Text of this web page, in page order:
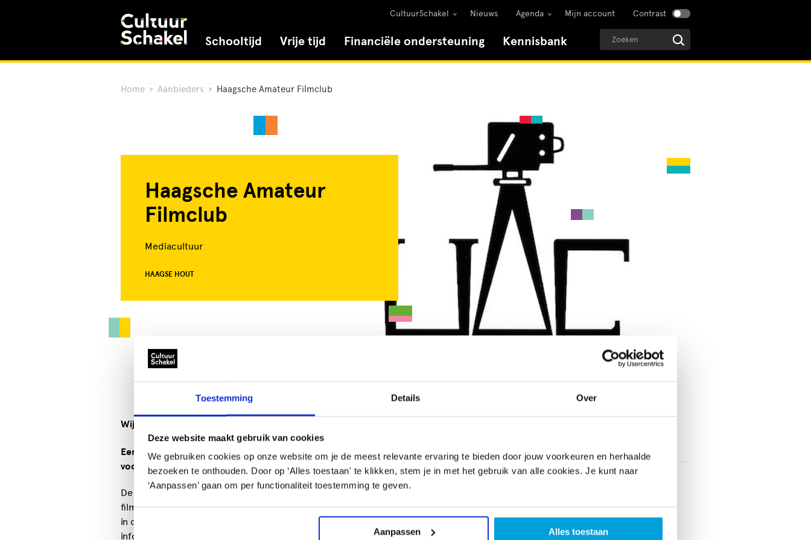
Toestemming Details Over
Deze website maakt gebruik van cookies
We gebruiken cookies op onze website om je de meest relevante ervaring te bieden door jouw voorkeuren en herhaalde
bezoeken te onthouden. Door op ‘Alles toestaan' te klikken, stem je in met het gebruik van alle cookies. Je kunt naar
‘Aanpassen’ gaan om per functionaliteit toestemming te geven.
Aanpassen Alles toestaan
CultuurSchakel Nieuws Agenda Mijn account Contrast
Schooltijd Vrije tijd Financiële ondersteuning Kennisbank
Home > Aanbieders > Haagsche Amateur Filmclub
Haagsche Amateur
Filmclub
Mediacultuur
HAAGSE HOUT
Wij bieden:
Een enthousiaste, actieve, lerende en positief ingestelde filmclub met een passie
voor filmen.
De Haagsche Amateur Filmclub is DE Haagse filmclub waar amateurs hun
filmkwaliteiten kunnen verbeteren. Op maandagavond hebben wij onze ledenavond
in onze studio in de kantine van VUC, Het Kleine Loo 1 te Den Haag. Kijk voor meer
informatie op:
Het Kleine Loo 1
2592 BW Den Haag